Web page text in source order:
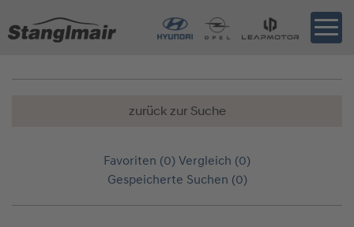
zurück zur Suche
Favoriten (0) Vergleich (0)
Gespeicherte Suchen (0)